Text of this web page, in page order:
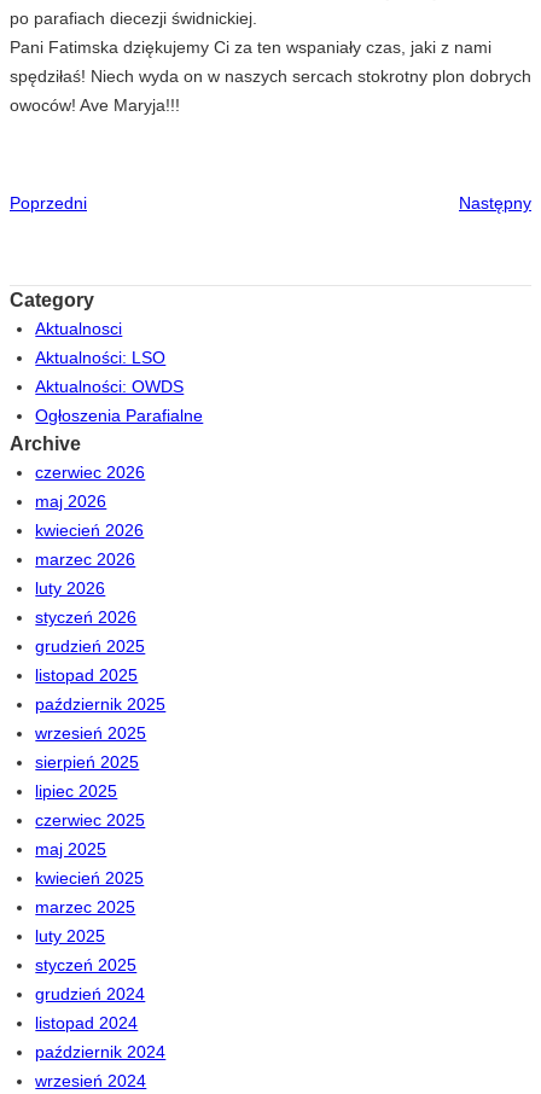
po parafiach diecezji świdnickiej.
Pani Fatimska dziękujemy Ci za ten wspaniały czas, jaki z nami
spędziłaś! Niech wyda on w naszych sercach stokrotny plon dobrych
owoców! Ave Maryja!!!
Poprzedni Następny
Category
Aktualnosci
Aktualności: LSO
Aktualności: OWDS
Ogłoszenia Parafialne
Archive
czerwiec 2026
maj 2026
kwiecień 2026
marzec 2026
luty 2026
styczeń 2026
grudzień 2025
listopad 2025
październik 2025
wrzesień 2025
sierpień 2025
lipiec 2025
czerwiec 2025
maj 2025
kwiecień 2025
marzec 2025
luty 2025
styczeń 2025
grudzień 2024
listopad 2024
październik 2024
wrzesień 2024